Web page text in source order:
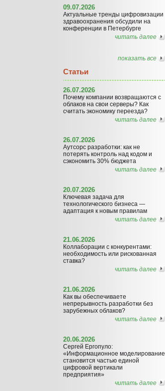
09.07.2026
Актуальные тренды цифровизации
здравоохранения обсудили на
конференции в Петербурге
читать далее
показать все
Статьи
26.07.2026
Почему компании возвращаются с
облаков на свои серверы? Как
считать экономику переезда?
читать далее
26.07.2026
Аутсорс разработки: как не
потерять контроль над кодом и
сэкономить 30% бюджета
читать далее
20.07.2026
Ключевая задача для
технологического бизнеса —
адаптация к новым правилам
читать далее
21.06.2026
Коллаборации с конкурентами:
необходимость или рискованная
ставка?
читать далее
21.06.2026
Как вы обеспечиваете
непрерывность разработки без
зарубежных облаков?
читать далее
20.06.2026
Сергей Ергопуло:
«Информационное моделирование
становится частью единой
цифровой вертикали
предприятия»
читать далее